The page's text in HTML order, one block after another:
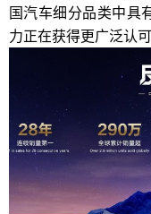
国汽车细分品类中具
力正在获得更广泛认可